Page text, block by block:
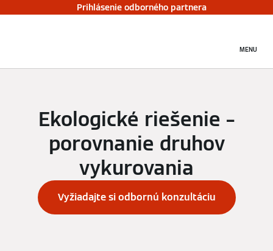
Prihlásenie odborného partnera
MENU
Ekologické riešenie –
porovnanie druhov
vykurovania
Vyžiadajte si odbornú konzultáciu